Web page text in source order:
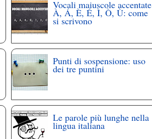
Vocali maiuscole accentate
À, Á, È, É, Ì, Ò, Ù: come
si scrivono
Punti di sospensione: uso
dei tre puntini
Le parole più lunghe nella
lingua italiana